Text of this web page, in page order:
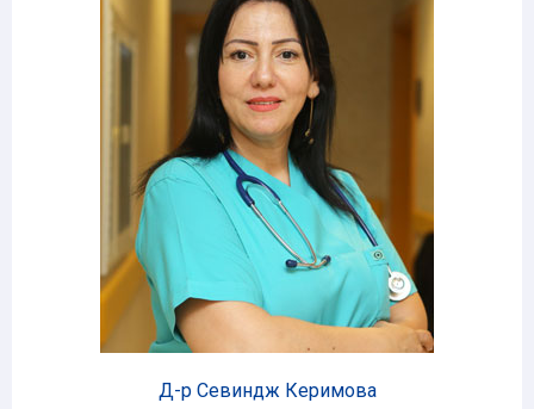
Д-р Севиндж Керимова